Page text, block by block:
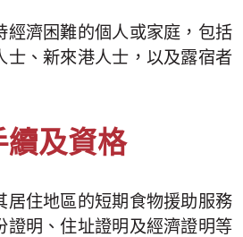
經濟困難的個人或家庭，包括
士、新來港人士，以及露宿者
續及資格
居住地區的短期食物援助服務
證明、住址證明及經濟證明等